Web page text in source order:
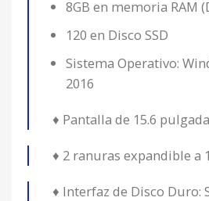
8GB en memoria RAM
120 en Disco SSD
Sistema Operativo:
2016
♦ Pantalla de 15.6
♦ 2 ranuras expandible a
♦ Interfaz de Disco Duro: